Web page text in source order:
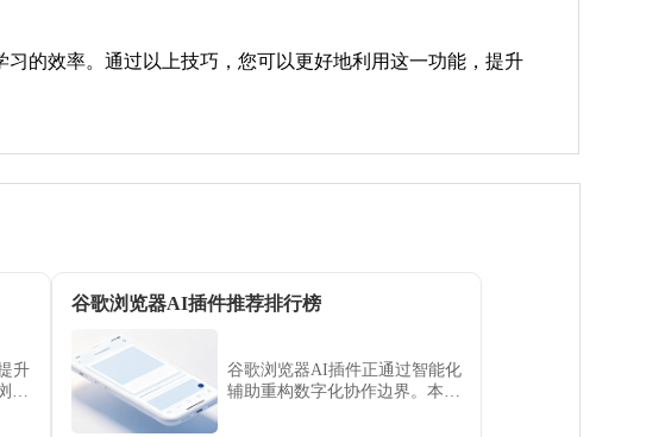
的效率。通过以上技巧，您可以更好地利用这一功能，提升
升
览
谷歌浏览器AI插件推荐排行榜
谷歌浏览器AI插件正通过智能化
辅助重构数字化协作边界。本排